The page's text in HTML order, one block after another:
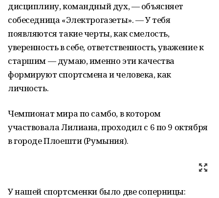
дисциплину, командный дух, — объясняет
собеседница «Электрогазеты». — У тебя
появляются такие черты, как смелость,
уверенность в себе, ответственность, уважение к
старшим — думаю, именно эти качества
формируют спортсмена и человека, как
личность.
Чемпионат мира по самбо, в котором
участвовала Лилиана, проходил с 6 по 9 октября
в городе Плоешти (Румыния).
У нашей спортсменки было две соперницы: